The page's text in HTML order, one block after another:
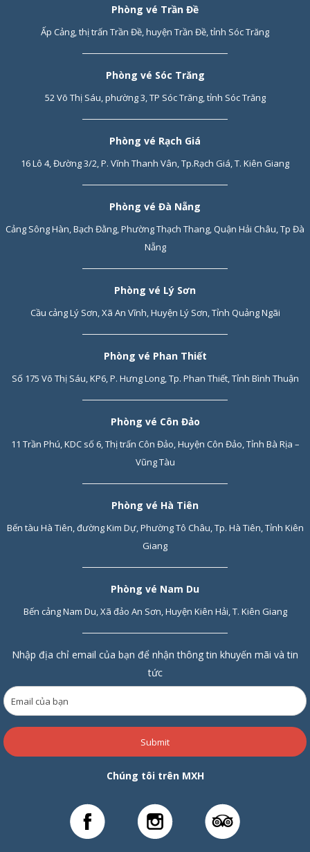
Phòng vé Trần Đề
Ấp Cảng, thị trấn Trần Đề, huyện Trần Đề, tỉnh Sóc Trăng
Phòng vé Sóc Trăng
52 Võ Thị Sáu, phường 3, TP Sóc Trăng, tỉnh Sóc Trăng
Phòng vé Rạch Giá
16 Lô 4, Đường 3/2, P. Vĩnh Thanh Vân, Tp.Rạch Giá, T. Kiên Giang
Phòng vé Đà Nẵng
Cảng Sông Hàn, Bạch Đằng, Phường Thạch Thang, Quận Hải Châu, Tp Đà
Nẵng
Phòng vé Lý Sơn
Cầu cảng Lý Sơn, Xã An Vĩnh, Huyện Lý Sơn, Tỉnh Quảng Ngãi
Phòng vé Phan Thiết
Số 175 Võ Thị Sáu, KP6, P. Hưng Long, Tp. Phan Thiết, Tỉnh Bình Thuận
Phòng vé Côn Đảo
11 Trần Phú, KDC số 6, Thị trấn Côn Đảo, Huyện Côn Đảo, Tỉnh Bà Rịa –
Vũng Tàu
Phòng vé Hà Tiên
Bến tàu Hà Tiên, đường Kim Dự, Phường Tô Châu, Tp. Hà Tiên, Tỉnh Kiên
Giang
Phòng vé Nam Du
Bến cảng Nam Du, Xã đảo An Sơn, Huyện Kiên Hải, T. Kiên Giang
Nhập địa chỉ email của bạn để nhận thông tin khuyến mãi và tin
tức
Submit
Chúng tôi trên MXH